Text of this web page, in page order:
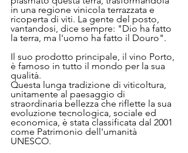
in una regione vinicola terrazzata e
ricoperta di viti. La gente del posto,
vantandosi, dice sempre: "Dio ha fatto
la terra, ma l'uomo ha fatto il Douro".
Il suo prodotto principale, il vino Porto,
è famoso in tutto il mondo per la sua
qualità.
Questa lunga tradizione di viticoltura,
unitamente al paesaggio di
straordinaria bellezza che riflette la sua
evoluzione tecnologica, sociale ed
economica, è stata classificata dal 2001
come Patrimonio dell'umanità
UNESCO.